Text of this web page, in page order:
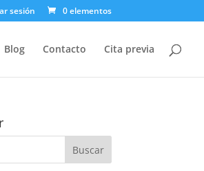
sesión 0 elementos
Blog Contacto Cita previa